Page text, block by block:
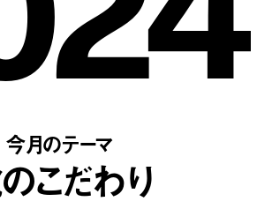
今月のテーマ
こだわり